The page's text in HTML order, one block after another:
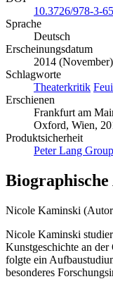
10.3726/978-3-
Sprache
Deutsch
Erscheinungsdatum
2014 (November)
Schlagworte
Theaterkritik
Erschienen
Frankfurt am
Oxford, Wien,
Produktsicherheit
Peter Lang
Biographische
Nicole Kaminski
Nicole Kaminski
Kunstgeschichte an
folgte ein
besonderes